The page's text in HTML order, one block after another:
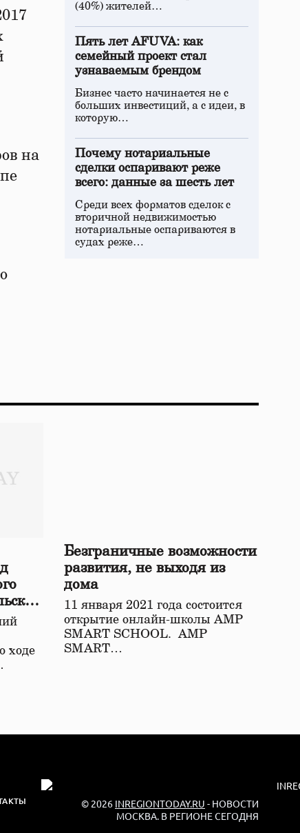
на
(40%) жителей…
Пять лет AFUVA: как
семейный проект стал
узнаваемым брендом
Бизнес часто начинается не с
больших инвестиций, а с идеи, в
которую…
Почему нотариальные
сделки оспаривают реже
всего: данные за шесть лет
Среди всех форматов сделок с
вторичной недвижимостью
нотариальные оспариваются в
судах реже…
ходе
Безграничные возможности
развития, не выходя из
дома
11 января 2021 года состоится
открытие онлайн-школы АМР
SMART SCHOOL. АМР
SMART…
© 2026 INREGIONTODAY.RU - НОВОСТИ
МОСКВА. В РЕГИОНЕ СЕГОДНЯ